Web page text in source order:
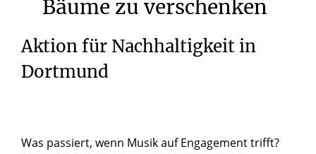
Bäume zu verschenken
Aktion für Nachhaltigkeit in
Dortmund
Was passiert, wenn Musik auf Engagement trifft?